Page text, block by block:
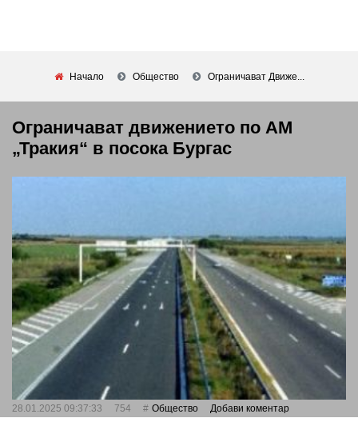
Начало Общество Ограничават Движе...
Ограничават движението по АМ
„Тракия“ в посока Бургас
28.01.2025 09:37:33 754 Общество Добави коментар